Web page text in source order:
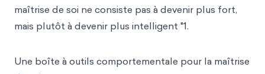
maîtrise de soi ne consiste pas à devenir plus fort,
mais plutôt à devenir plus intelligent "1.
Une boîte à outils comportementale pour la maîtrise